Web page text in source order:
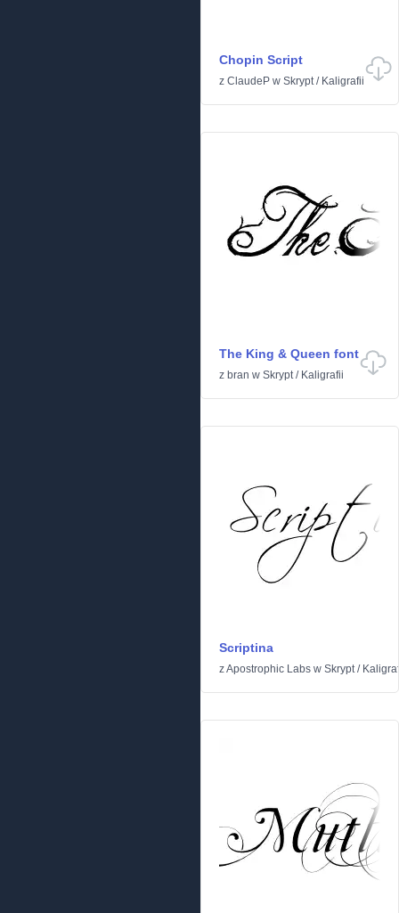
Chopin Script
z ClaudeP w Skrypt/ Kaligrafii
The King & Queen font
z bran w Skrypt/ Kaligrafii
Scriptina
zApostrophic Labs w Skrypt/